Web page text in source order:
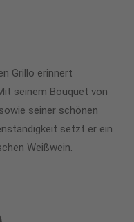
Grillo erinnert
seinem Bouquet von
seiner schönen
setzt er ein
Weißwein.